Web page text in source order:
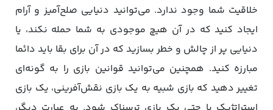
خلاقیت شما وجود ندارد. می‌توانید دنیایی صلح‌آمیز و آرام
ایجاد کنید که در آن هیچ موجودی به شما حمله نکند، یا
دنیایی پر از چالش و خطر بسازید که در آن برای بقا باید دائما
مبارزه کنید. همچنین می‌توانید قوانین بازی را به گونه‌ای
تغییر دهید که بازی شبیه به یک بازی نقش‌آفرینی، یک بازی